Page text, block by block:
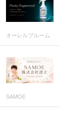
オーレルブルーム
SAMOE